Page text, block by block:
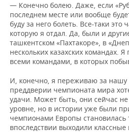
— Конечно болею. Даже, если
последнем месте или вообще
буду за него болеть. Все-таки это
которую я отдал. Да, были и
ташкентском «Пахтакоре», в
нескольких казахских командах.
всеми командами, в которых
И, конечно, я переживаю за нашу
преддверии чемпионата мира
удачи. Может быть, они сейчас
уровне, но в истории уже были
чемпионами Европы становилась
впоследствии выходили классные